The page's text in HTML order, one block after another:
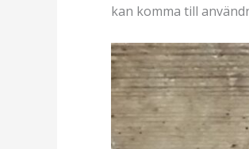
kan komma till